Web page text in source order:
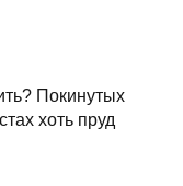
Покинутых
хоть пруд